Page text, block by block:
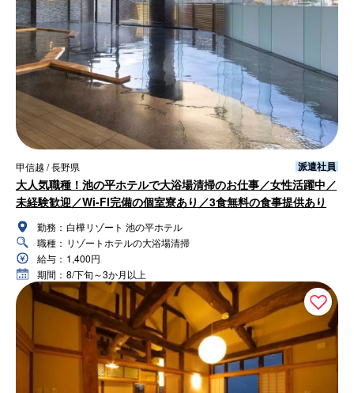
甲信越 / 長野県 派遣社員
大人気職種！池の平ホテルで大浴場清掃のお仕事／女性活躍中／
未経験歓迎／Wi-FI完備の個室寮あり／3食無料の食事提供あり
勤務： 白樺リゾート 池の平ホテル
職種： リゾートホテルの大浴場清掃
給与： 1,400円
期間： 8/下旬～3か月以上